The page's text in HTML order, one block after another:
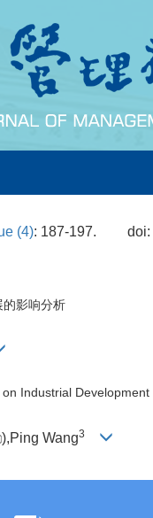
(4): 187-197.
的影响分析
Industrial
),Ping Wang3